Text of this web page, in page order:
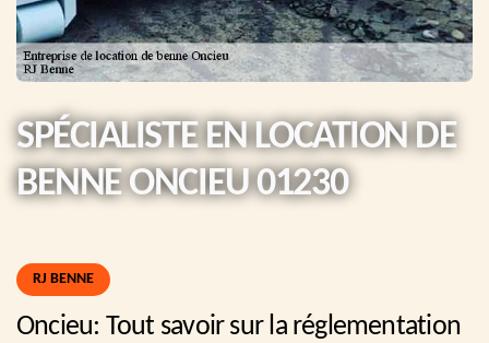
SPÉCIALISTE EN LOCATION DE
BENNE ONCIEU 01230
RJ BENNE
Oncieu: Tout savoir sur la réglementation